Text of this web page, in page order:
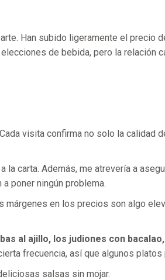
Han subido ligeramente el precio
de bebida, pero la relación
visita confirma no solo la calidad
carta. Además, me atrevería a
poner ningún problema.
en los precios son algo
al ajillo, los judiones con
frecuencia, así que algunos
salsas sin mojar.